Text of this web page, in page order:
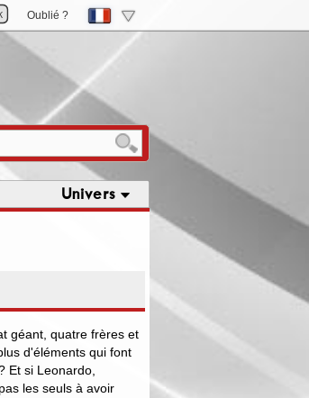
Oublié ?
Univers
géant, quatre frères et
d'éléments qui font
Et si Leonardo,
les seuls à avoir